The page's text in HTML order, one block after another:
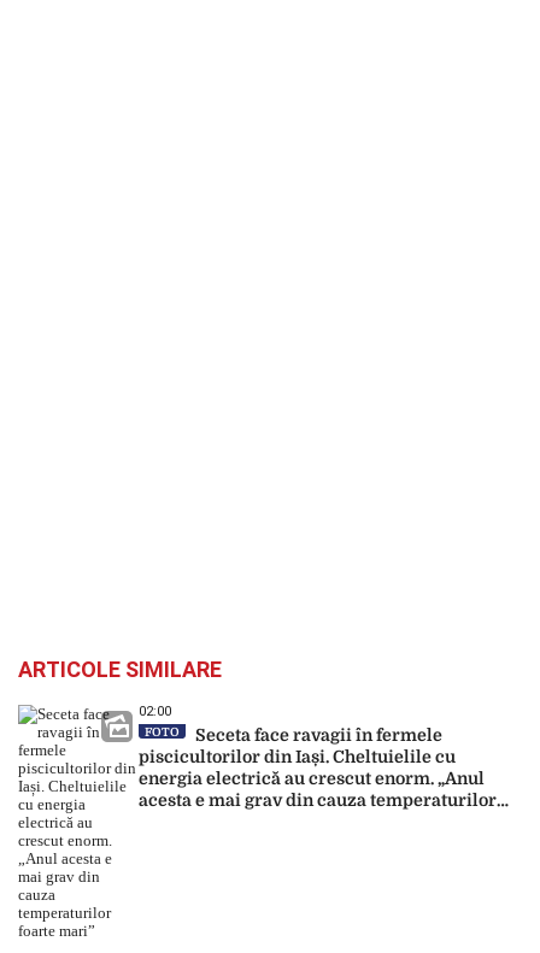
ARTICOLE SIMILARE
02:00
FOTO
Seceta face ravagii în fermele
piscicultorilor din Iași. Cheltuielile cu
energia electrică au crescut enorm. „Anul
acesta e mai grav din cauza temperaturilor